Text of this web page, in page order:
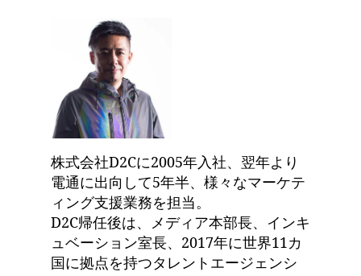
株式会社D2Cに2005年入社、翌年より
電通に出向して5年半、様々なマーケテ
ィング支援業務を担当。
D2C帰任後は、メディア本部長、インキ
ュベーション室長、2017年に世界11カ
国に拠点を持つタレントエージェンシ